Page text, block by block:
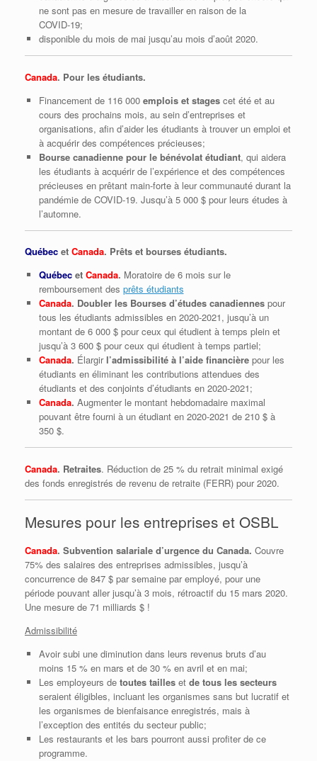
ne sont pas en mesure de travailler en raison de la
COVID‑19;
disponible du mois de mai jusqu’au mois d’août 2020.
Canada. Pour les étudiants.
Financement de 116 000 emplois et stagescet été et au
cours des prochains mois, au sein d’entreprises et
organisations, afin d’aider les étudiants à trouver un emploi et
à acquérir des compétences précieuses;
Bourse canadienne pour le bénévolat étudiant, qui aidera
les étudiants à acquérir de l’expérience et des compétences
précieuses en prêtant main‑forte à leur communauté durant la
pandémie de COVID‑19. Jusqu’à 5 000 $ pour leurs études à
l’automne.
Québec et Canada. Prêts et bourses étudiants.
Québecet Canada. Moratoire de 6 mois sur le
remboursement des prêts étudiants
Canada. Doubler les Bourses d’études canadiennes pour
tous les étudiants admissibles en 2020-2021, jusqu’à un
montant de 6 000 $ pour ceux qui étudient à temps plein et
jusqu’à 3 600 $ pour ceux qui étudient à temps partiel;
Canada. Élargir l’admissibilité à l’aide financièrepour les
étudiants en éliminant les contributions attendues des
étudiants et des conjoints d’étudiants en 2020-2021;
Canada. Augmenter le montant hebdomadaire maximal
pouvant être fourni à un étudiant en 2020-2021 de 210 $ à
350 $.
Canada. Retraites. Réduction de 25 % du retrait minimal exigé
des fonds enregistrés de revenu de retraite (FERR) pour 2020.
Mesures pour les entreprises et OSBL
Canada. Subvention salariale d’urgence du Canada. Couvre
75% des salaires des entreprises admissibles, jusqu’à
concurrence de 847 $ par semaine par employé, pour une
période pouvant aller jusqu’à 3 mois, rétroactif du 15 mars 2020.
Une mesure de 71 milliards $ !
Admissibilité
Avoir subi une diminution dans leurs revenus bruts d’au
moins 15 % en mars et de 30 % en avril et en mai;
Les employeurs de toutes tailleset de tous les secteurs
seraient éligibles, incluant les organismes sans but lucratif et
les organismes de bienfaisance enregistrés, mais à
l’exception des entités du secteur public;
Les restaurants et les bars pourront aussi profiter de ce
programme.